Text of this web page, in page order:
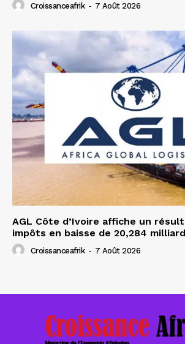
Croissanceafrik - 7 Août 2026
AGL Côte d’Ivoire affiche un
impôts en baisse de 20,284
Croissanceafrik - 7 Août 2026